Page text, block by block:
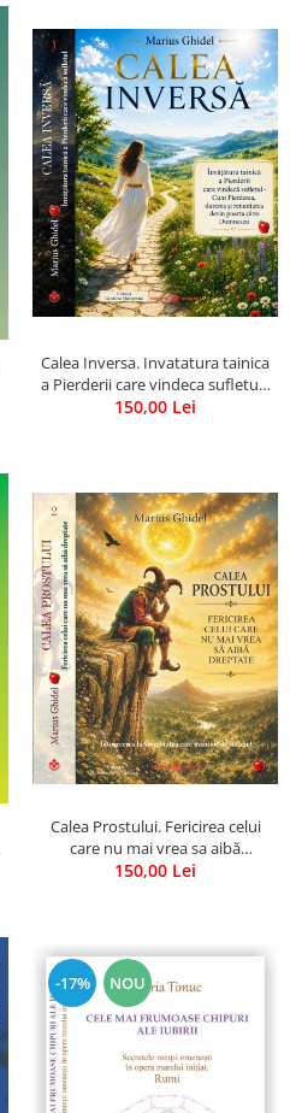
Calea Inversa. Invatatura tainica
a Pierderii care vindeca sufletul -
Cum Pierderea, durerea si
150,00 Lei
Calea Prostului. Fericirea celui
care nu mai vrea sa aibă
dreptate - Intoarcerea la
150,00 Lei
-17% NOU